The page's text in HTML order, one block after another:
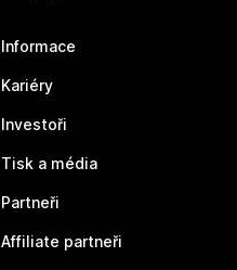
Informace
Kariéry
Investoři
Tisk a média
Partneři
Affiliate partneři